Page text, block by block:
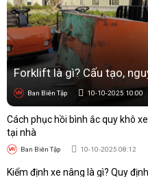
Forklift là gì? Cấu tạo,
Ban Biên Tập 10-10-2025 10:00
Cách phục hồi bình ắc quy khô
tại nhà
Ban Biên Tập 10-10-2025 08:12
Kiểm định xe nâng là gì? Quy